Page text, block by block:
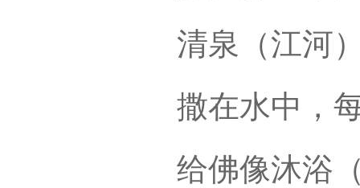
清泉（江河
撒在水中，
给佛像沐浴